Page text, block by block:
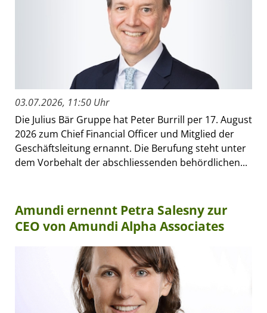
03.07.2026, 11:50 Uhr
Die Julius Bär Gruppe hat Peter Burrill per 17. August
2026 zum Chief Financial Officer und Mitglied der
Geschäftsleitung ernannt. Die Berufung steht unter
dem Vorbehalt der abschliessenden behördlichen...
Amundi ernennt Petra Salesny zur
CEO von Amundi Alpha Associates